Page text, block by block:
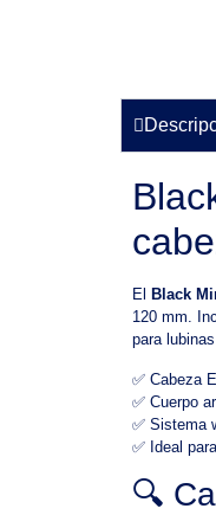
El Black
120 mm.
para
✅ Cabeza
✅ Cuerpo
✅ Sistema
✅ Ideal
🔍